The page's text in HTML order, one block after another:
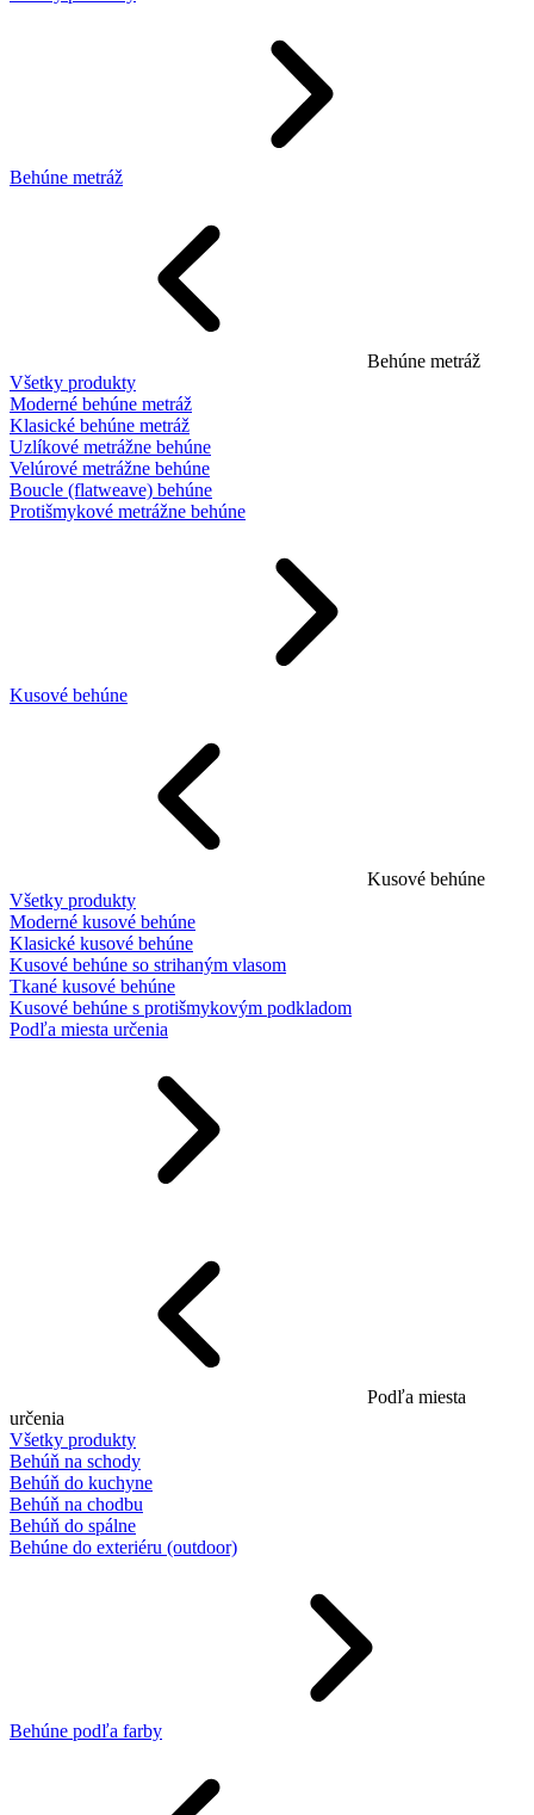
Behúne metráž
Behúne metráž
Všetky produkty
Moderné behúne metráž
Klasické behúne metráž
Uzlíkové metrážne behúne
Velúrové metrážne behúne
Boucle (flatweave) behúne
Protišmykové metrážne behúne
Kusové behúne
Kusové behúne
Všetky produkty
Moderné kusové behúne
Klasické kusové behúne
Kusové behúne so strihaným vlasom
Tkané kusové behúne
Kusové behúne s protišmykovým podkladom
Podľa miesta určenia
Podľa miesta
určenia
Všetky produkty
Behúň na schody
Behúň do kuchyne
Behúň na chodbu
Behúň do spálne
Behúne do exteriéru (outdoor)
Behúne podľa farby